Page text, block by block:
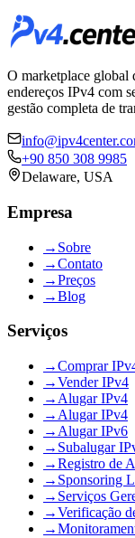
O marketplace global
endereços IPv4 com
gestão completa de
+90 850 308 9985
Delaware, USA
Empresa
→ Sobre
→Contato
→Preços
→Blog
Serviços
→Comprar
→Vender IPv4
→ Alugar IPv4
→ Alugar IPv4
→ Alugar IPv6
→ Subalugar
→Registro de
→ Sponsoring
→ Serviços
→Verificação
→